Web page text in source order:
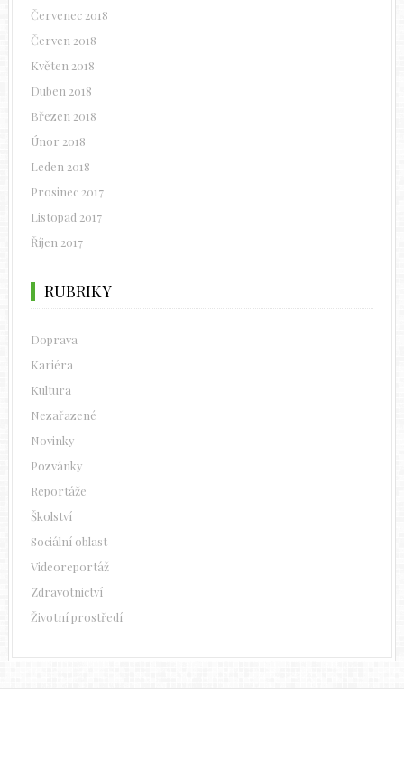
Červenec 2018
Červen 2018
Květen 2018
Duben 2018
Březen 2018
Únor 2018
Leden 2018
Prosinec 2017
Listopad 2017
Říjen 2017
RUBRIKY
Doprava
Kariéra
Kultura
Nezařazené
Novinky
Pozvánky
Reportáže
Školství
Sociální oblast
Videoreportáž
Zdravotnictví
Životní prostředí